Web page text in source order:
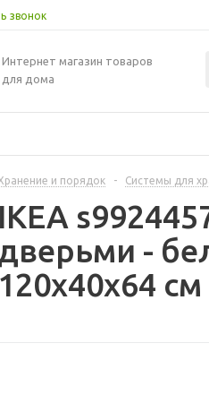
звонок
Интернет магазин товаров
для дома
и порядок - Системы для
IKEA
-
120x40x64 см